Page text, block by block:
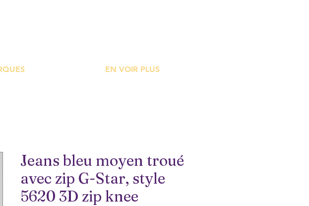
EN VOIR PLUS
Jeans bleu moyen troué
avec zip G-Star, style
5620 3D zip knee